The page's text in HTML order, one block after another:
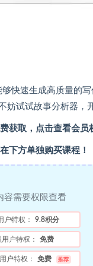
快速生成高质量的
试试故事分析器，
获取，点击查看会员
下方单独购买课程！
容需要权限查看
户特权： 9.8积分
户特权： 免费
户特权： 免费 推荐